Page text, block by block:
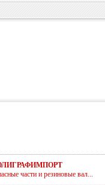
части и резиновые вал...